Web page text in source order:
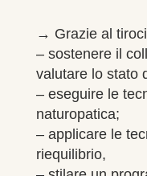
→ Grazie al
– sostenere il
valutare lo stato
– eseguire le
naturopatica;
– applicare le
riequilibrio,